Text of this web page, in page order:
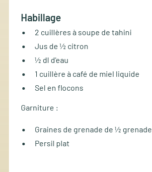
Habillage
2 cuillères à soupe de tahini
Jus de ½ citron
½ dl d'eau
1 cuillère à café de miel liquide
Sel en flocons
Garniture :
Graines de grenade de ½ grenade
Persil plat